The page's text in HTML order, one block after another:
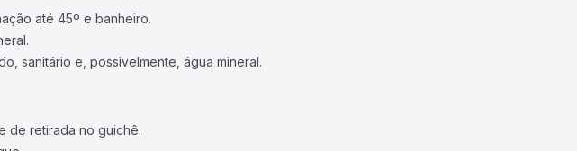
até 45º e banheiro.
sanitário e, possivelmente, água mineral.
de retirada no guichê.